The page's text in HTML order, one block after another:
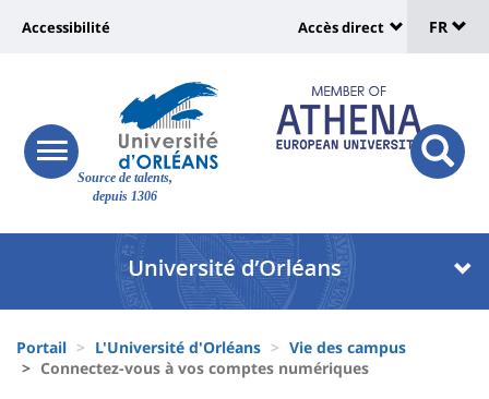
Site
Source de talents,
depuis 1306
Université
Recherche
responsive
menu
button
Université
vers
page
accessibilité
Accessibilité
:
Shortcut
links
Accès direct
de
FR
Université
Block
liste
d'Ariane
Portail L'Université d'Orléans
Vie des campus
Connectez-vous à vos comptes numériques